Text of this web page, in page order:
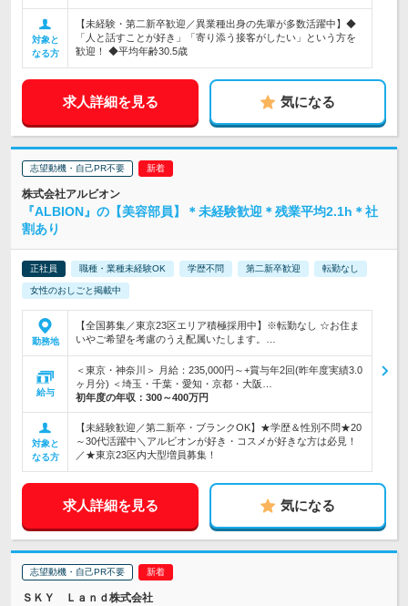
対象と
なる方
【未経験・第二新卒歓迎／異業種出身の先輩が多数活躍中】◆
「人と話すことが好き」「寄り添う接客がしたい」という方を
歓迎！ ◆平均年齢30.5歳
求人詳細を見る 気になる
志望動機・自己PR不要
株式会社アルビオン
『ALBION』の【美容部員】＊未経験歓迎＊残業平均2.1h＊社
割あり
正社員 職種・業種未経験OK 学歴不問 第二新卒歓迎 転勤なし
女性のおしごと掲載中
勤務地
【全国募集／東京23区エリア積極採用中】※転勤なし ☆お住ま
いやご希望を考慮のうえ配属いたします。…
給与
＜東京・神奈川＞ 月給：235,000円～+賞与年2回(昨年度実績3.0
ヶ月分) ＜埼玉・千葉・愛知・京都・大阪…
初年度の年収： 300～400万円
対象と
なる方
【未経験歓迎／第二新卒・ブランクOK】★学歴＆性別不問★20
～30代活躍中＼アルビオンが好き・コスメが好きな方は必見！
／★東京23区内大型増員募集！
求人詳細を見る 気になる
志望動機・自己PR不要
ＳＫＹ Ｌａｎｄ株式会社